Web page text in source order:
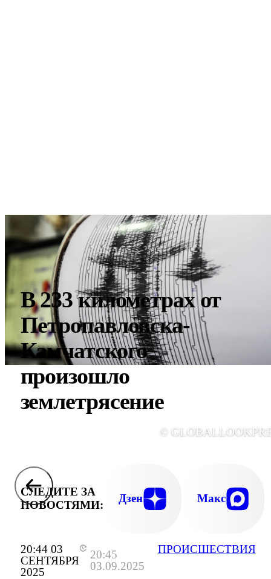
20:44 03
СЕНТЯБРЯ
2025
20:45
03.09.2025
ПРОИСШЕСТВИЯ
В 233 километрах от
Петропавловска-
Камчатского
произошло
землетрясение
©
СЛЕДИТЕ ЗА
НОВОСТЯМИ:
Дзен Макс